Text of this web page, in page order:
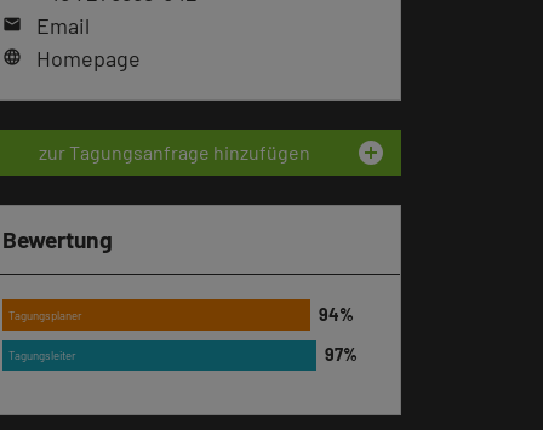
mail Email
language Homepage
zur Tagungsanfrage hinzufügen add_circle
Bewertung
Tagungsplaner
Tagungsleiter